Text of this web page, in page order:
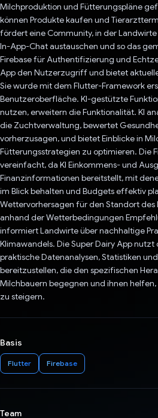
Milchproduktion und Fütterungspläne
können Produkte kaufen und
fördert eine Community, in der
In-App-Chat austauschen und so das
Firebase für Authentifizierung und
App den Nutzerzugriff und bietet
Sie wurde mit dem Flutter-Framework
Benutzeroberfläche. KI-gestützte
nutzen, erweitern die Funktionalität. KI
die Zuchtverwaltung, bewertet
vorherzusagen, und bietet Einblicke in
Fütterungsstrategien zu optimieren. Die
vereinfacht, da KI Einkommens- und
Finanzinformationen bereitstellt, mit
im Blick behalten und Budgets effektiv
Wettervorhersagen für den Standort des
anhand der Wetterbedingungen
informiert Landwirte über nachhaltige
Klimawandels. Die Super Dairy App nutzt
praktische Datenanalysen, Statistiken
bereitzustellen, die den spezifischen
Milchbauern begegnen und ihnen
zu steigern.
Basis
Flutter Firebase
Team